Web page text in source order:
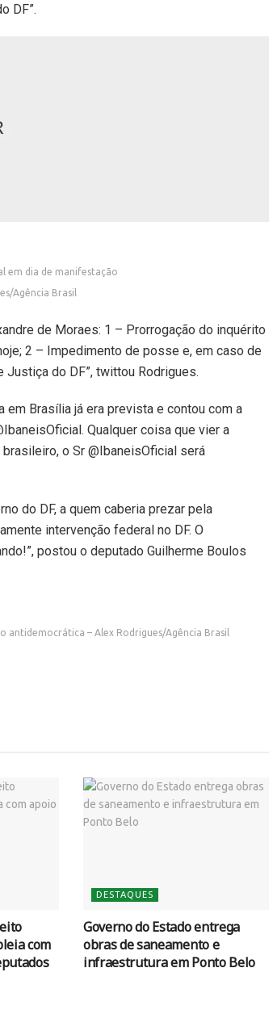
DF”.
em dia de manifestação
Agência Brasil
de Moraes: 1 – Prorrogação do inquérito
2 – Impedimento de posse e, em caso de
do DF”, twittou Rodrigues.
Brasília já era prevista e contou com a
Qualquer coisa que vier a
o Sr @IbaneisOficial será
do DF, a quem caberia prezar pela
intervenção federal no DF. O
postou o deputado Guilherme Boulos
antidemocrática – Alex Rodrigues/Agência Brasil
com
DESTAQUES
Governo do Estado entrega
obras de saneamento e
infraestrutura em Ponto Belo